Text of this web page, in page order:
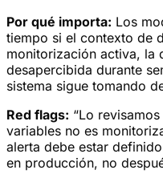
Por qué importa: Los
tiempo si el contexto de
monitorización activa, la
desapercibida durante
sistema sigue tomando
Red flags: “Lo
variables no es
alerta debe estar
en producción, no